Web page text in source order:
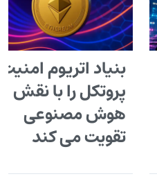
بنیاد اتریوم امنیت
پروتکل را با نقش
هوش مصنوعی
تقویت می کند